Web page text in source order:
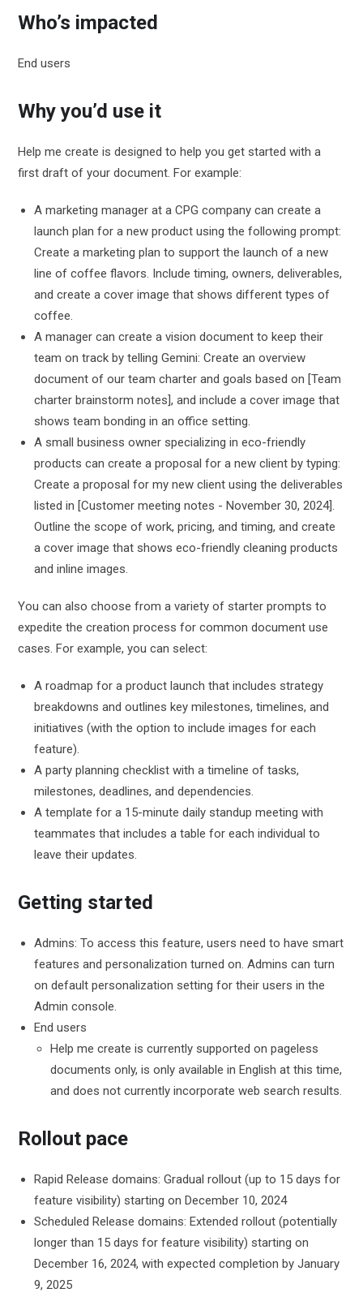
Who’s impacted
End users
Why you’d use it
Help me create is designed to help you get started with a
first draft of your document. For example:
A marketing manager at a CPG company can create a
launch plan for a new product using the following prompt:
Create a marketing plan to support the launch of a new
line of coffee flavors. Include timing, owners, deliverables,
and create a cover image that shows different types of
coffee.
A manager can create a vision document to keep their
team on track by telling Gemini: Create an overview
document of our team charter and goals based on [Team
charter brainstorm notes], and include a cover image that
shows team bonding in an office setting.
A small business owner specializing in eco-friendly
products can create a proposal for a new client by typing:
Create a proposal for my new client using the deliverables
listed in [Customer meeting notes - November 30, 2024].
Outline the scope of work, pricing, and timing, and create
a cover image that shows eco-friendly cleaning products
and inline images.
You can also choose from a variety of starter prompts to
expedite the creation process for common document use
cases. For example, you can select:
A roadmap for a product launch that includes strategy
breakdowns and outlines key milestones, timelines, and
initiatives (with the option to include images for each
feature).
A party planning checklist with a timeline of tasks,
milestones, deadlines, and dependencies.
A template for a 15-minute daily standup meeting with
teammates that includes a table for each individual to
leave their updates.
Getting started
Admins: To access this feature, users need to have smart
features and personalization turned on. Admins can turn
on default personalization setting for their users in the
Admin console.
End users
Help me create is currently supported on pageless
documents only, is only available in English at this time,
and does not currently incorporate web search results.
Rollout pace
Rapid Release domains: Gradual rollout (up to 15 days for
feature visibility) starting on December 10, 2024
Scheduled Release domains: Extended rollout (potentially
longer than 15 days for feature visibility) starting on
December 16, 2024, with expected completion by January
9, 2025